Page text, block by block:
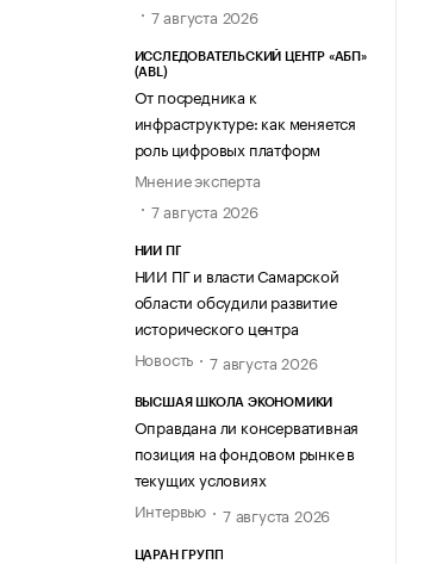
7 августа 2026
ИССЛЕДОВАТЕЛЬСКИЙ ЦЕНТР «АБП»
(ABL)
От посредника к
инфраструктуре: как меняется
роль цифровых платформ
Мнение эксперта
7 августа 2026
НИИ ПГ
НИИ ПГ и власти Самарской
области обсудили развитие
исторического центра
Новость
7 августа 2026
ВЫСШАЯ ШКОЛА ЭКОНОМИКИ
Оправдана ли консервативная
позиция на фондовом рынке в
текущих условиях
Интервью
7 августа 2026
ЦАРАН ГРУПП